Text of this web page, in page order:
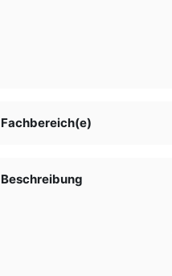
Fachbereich(e)
Beschreibung